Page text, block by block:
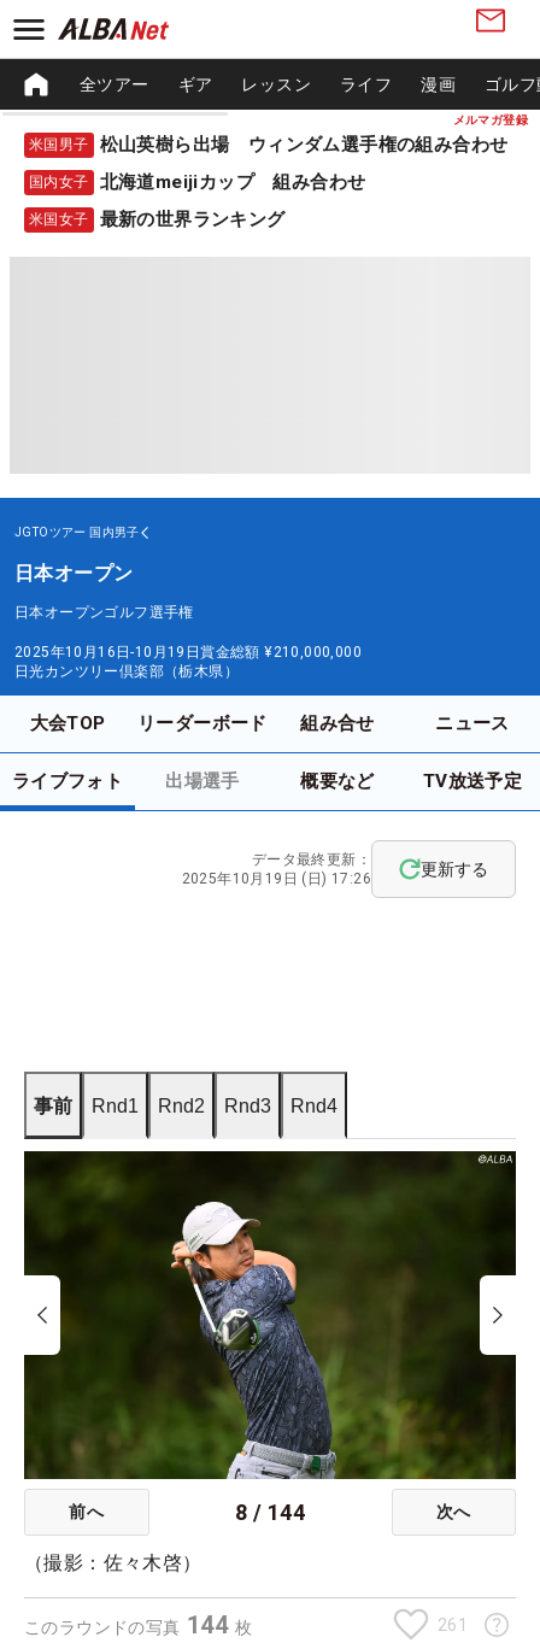
メルマガ登録
全ツアー ギア レッスン ライフ 漫画 ゴル
米国男子 松山英樹ら出場 ウィンダム選手権の組み合わせ
国内女子 北海道meijiカップ 組み合わせ
米国女子 最新の世界ランキング
JGTOツアー 国内男子
日本オープン
日本オープンゴルフ選手権
2025年10月16日-10月19日賞金総額 ¥210,000,000
日光カンツリー倶楽部（栃木県）
大会TOP リーダーボード 組み合せ ニュース
ライブフォト 出場選手 概要など TV放送予定
データ最終更新：
2025年10月19日 (日) 17:26
更新する
事前 Rnd1 Rnd2 Rnd3 Rnd4
前へ 8 / 144 次へ
（撮影：佐々木啓）
このラウンドの写真 144 枚 261